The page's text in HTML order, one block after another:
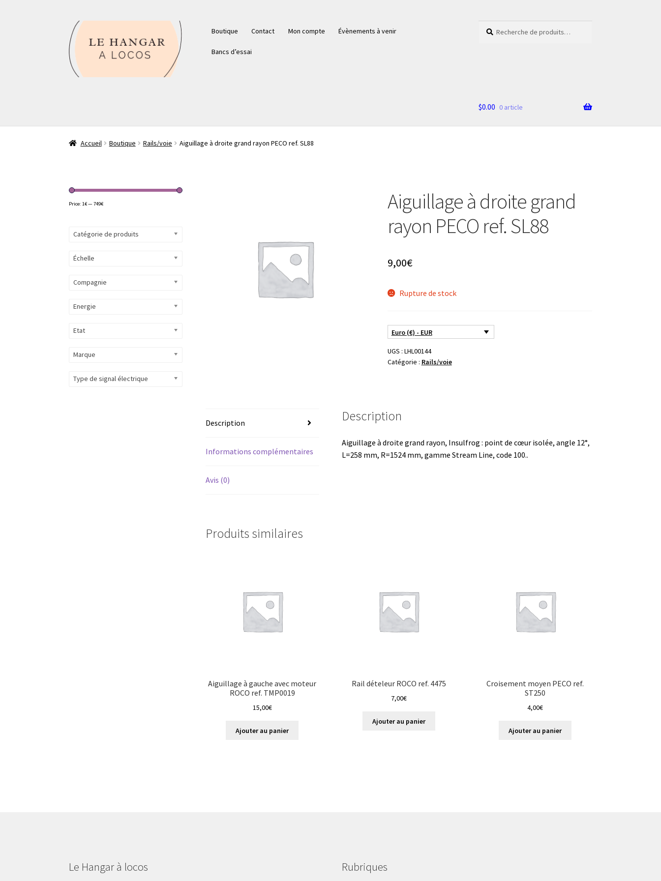
Aller
à
la
navigation
Aller
au
contenu
Boutique Contact Mon compte Évènements à venir
Bancs d’essai
pour :
$0.00 0 article
Accueil Boutique Rails/voie Aiguillage à droite grand rayon PECO ref. SL88
Aiguillage à droite grand
rayon PECO ref. SL88
9,00€
Rupture de stock
Euro (€) - EUR
UGS : LHL00144
Catégorie : Rails/voie
Description
Informations complémentaires
Avis (0)
Description
Aiguillage à droite grand rayon, Insulfrog : point de cœur isolée, angle 12°,
L=258 mm, R=1524 mm, gamme Stream Line, code 100..
Produits similaires
Aiguillage à gauche avec moteur
ROCO ref. TMP0019
15,00€
Ajouter au panier
Rail dételeur ROCO ref. 4475
7,00€
Ajouter au panier
Croisement moyen PECO ref.
ST250
4,00€
Ajouter au panier
Price:1€—749€
Catégorie de produits
Échelle
Compagnie
Energie
Etat
Marque
Type de signal électrique
Le Hangar à locos Rubriques